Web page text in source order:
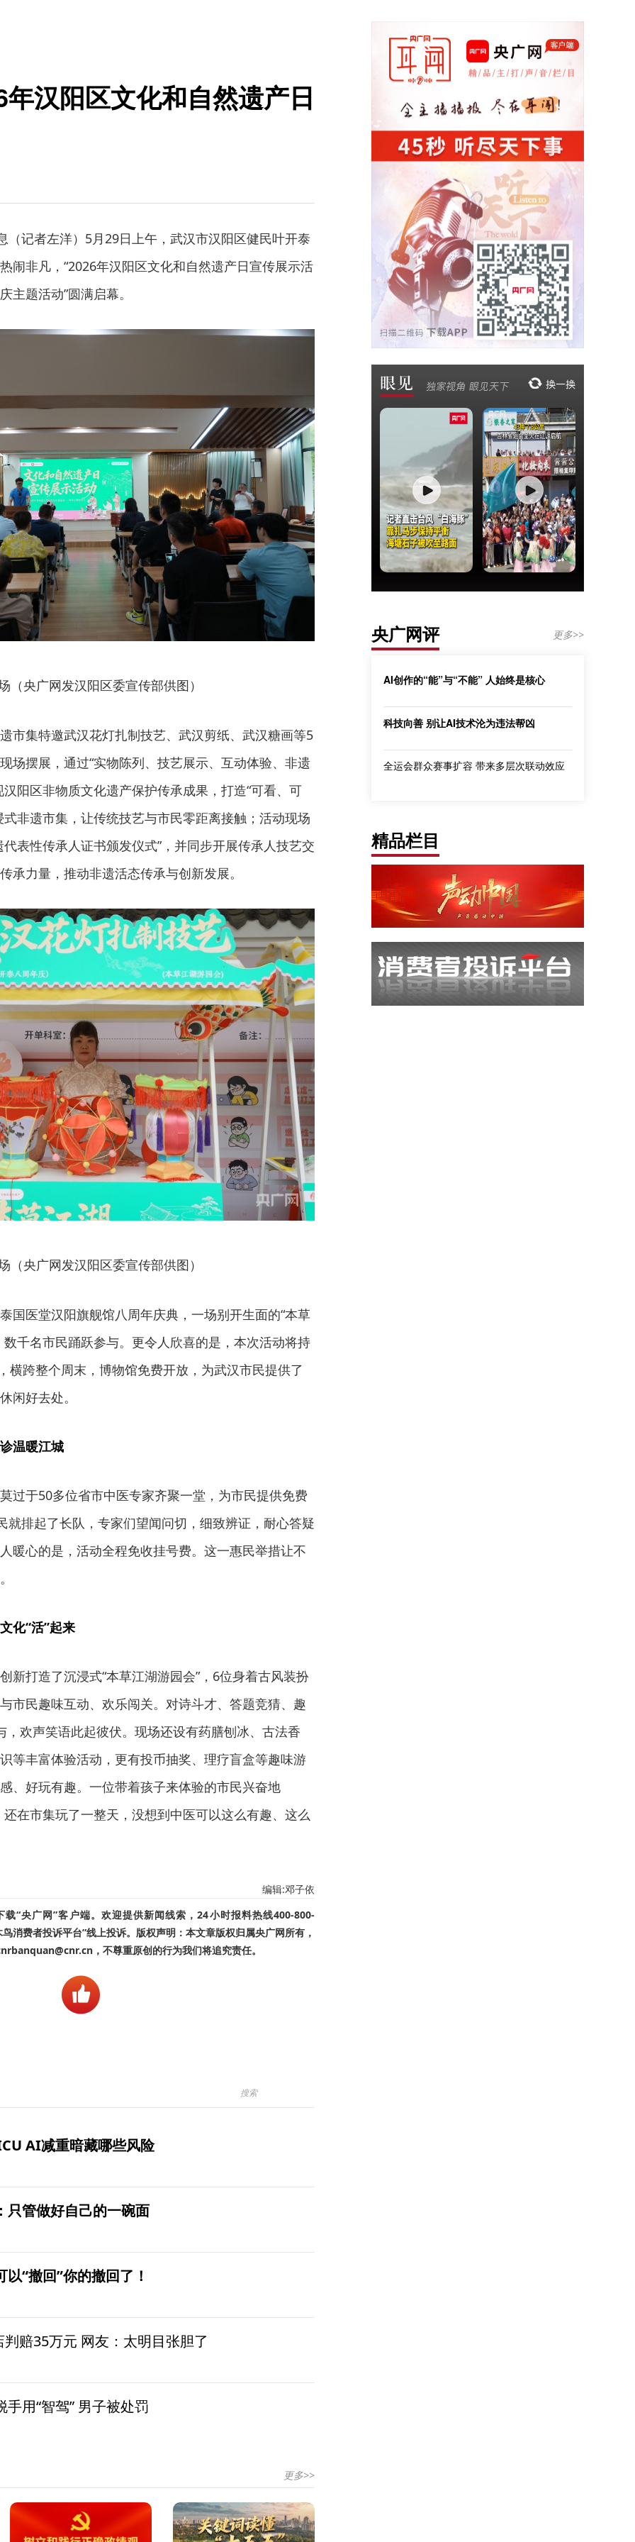
汉阳区文化和自然遗产日
（记者左洋）5月29日上午，武汉市汉阳区健民叶开泰
闹非凡，“2026年汉阳区文化和自然遗产日宣传展示活
主题活动”圆满启幕。
（央广网发汉阳区委宣传部供图）
市集特邀武汉花灯扎制技艺、武汉剪纸、武汉糖画等5
场摆展，通过“实物陈列、技艺展示、互动体验、非遗
阳区非物质文化遗产保护传承成果，打造“可看、可
非遗市集，让传统技艺与市民零距离接触；活动现场
表性传承人证书颁发仪式”，并同步开展传承人技艺交
承力量，推动非遗活态传承与创新发展。
（央广网发汉阳区委宣传部供图）
国医堂汉阳旗舰馆八周年庆典，一场别开生面的“本草
千名市民踊跃参与。更令人欣喜的是，本次活动将持
横跨整个周末，博物馆免费开放，为武汉市民提供了
闲好去处。
温暖江城
过于50多位省市中医专家齐聚一堂，为市民提供免费
就排起了长队，专家们望闻问切，细致辨证，耐心答疑
暖心的是，活动全程免收挂号费。这一惠民举措让不
化“活”起来
新打造了沉浸式“本草江湖游园会”，6位身着古风装扮
市民趣味互动、欢乐闯关。对诗斗才、答题竞猜、趣
欢声笑语此起彼伏。现场还设有药膳刨冰、古法香
等丰富体验活动，更有投币抽奖、理疗盲盒等趣味游
、好玩有趣。一位带着孩子来体验的市民兴奋地
在市集玩了一整天，没想到中医可以这么有趣、这么
编辑:邓子依
“央广网”客户端。欢迎提供新闻线索，24小时报料热线400-800-
消费者投诉平台”线上投诉。版权声明：本文章版权归属央广网所有，
，不尊重原创的行为我们将追究责任。
AI减重暗藏哪些风险
只管做好自己的一碗面
“撤回”你的撤回了！
判赔35万元 网友：太明目张胆了
用“智驾” 男子被处罚
更多>>
央广网评 更多>>
AI创作的“能”与“不能” 人始终是核心
科技向善 别让AI技术沦为违法帮凶
全运会群众赛事扩容 带来多层次联动效应
精品栏目